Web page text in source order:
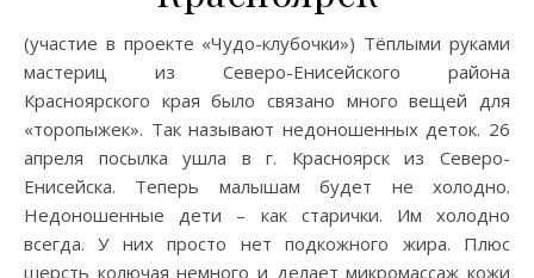
(участие в проекте «Чудо-клубочки») Тёплыми руками
мастериц из Северо-Енисейского района
Красноярского края было связано много вещей для
«торопыжек». Так называют недоношенных деток. 26
апреля посылка ушла в г. Красноярск из Северо-
Енисейска. Теперь малышам будет не холодно.
Недоношенные дети – как старички. Им холодно
всегда. У них просто нет подкожного жира. Плюс
шерсть колючая немного и делает микромассаж кожи